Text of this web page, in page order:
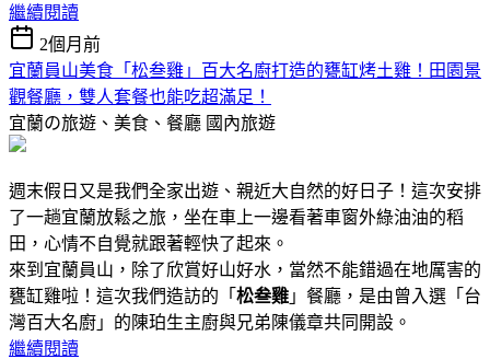
繼續閱讀
2個月前
宜蘭員山美食「松叁雞」百大名廚打造的甕缸烤土雞！田園景
觀餐廳，雙人套餐也能吃超滿足！
宜蘭の旅遊、美食、餐廳 國內旅遊
週末假日又是我們全家出遊、親近大自然的好日子！這次安排
了一趟宜蘭放鬆之旅，坐在車上一邊看著車窗外綠油油的稻
田，心情不自覺就跟著輕快了起來。
來到宜蘭員山，除了欣賞好山好水，當然不能錯過在地厲害的
甕缸雞啦！這次我們造訪的「 松叁雞 」餐廳，是由曾入選「台
灣百大名廚」的陳珀生主廚與兄弟陳儀章共同開設。
繼續閱讀